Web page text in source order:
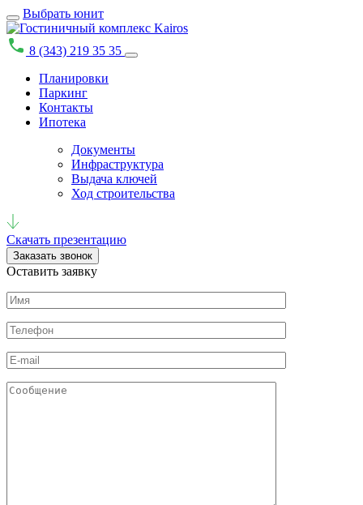
Выбрать юнит
8 (343) 219 35 35
Планировки
Паркинг
Контакты
Ипотека
Документы
Инфраструктура
Выдача ключей
Ход строительства
Скачать презентацию
Заказать звонок
Оставить заявку